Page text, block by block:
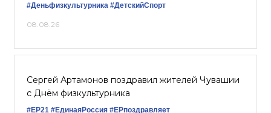
#Деньфизкультурника #ДетскийСпорт
08.08.26
Сергей Артамонов поздравил жителей Чувашии
с Днём физкультурника
#ЕР21 #ЕдинаяРоссия #ЕРпоздравляет